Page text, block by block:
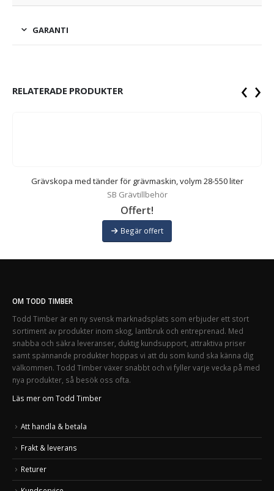
GARANTI
RELATERADE PRODUKTER
Grävskopa med tänder för grävmaskin, volym 28-550 liter
SB Grävtillbehör
Offert!
Begär offert
‹ ›
OM TODD TIMBER
Todd Timber är en ny svensk marknadsplats som erbjuder ett stort
sortiment av produkter inom skog, lantbruk och entreprenad. Med
snabba och säkra leveranser, duktig kundsupport, attraktiva priser
samt spännande produkter hoppas vi att du som kund ska känna dig
välkommen. Todd Timber växer snabbt och vi fyller varje vecka på med
nya produkter, så besök oss ofta.
Läs mer om Todd Timber
Att handla & betala
Frakt & leverans
Returer